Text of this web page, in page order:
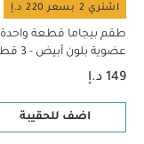
اشتري 2 بسعر 220 د.إ
طقم بيجاما قطعة واحدة
عضوية بلون أبيض - 3 قطع
149 د.إ
اضف للحقيبة